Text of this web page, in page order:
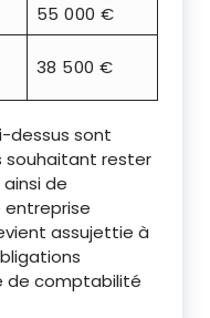
55 000 €
38 500 €
dessus sont
souhaitant rester
de
entreprise
assujettie à
de comptabilité